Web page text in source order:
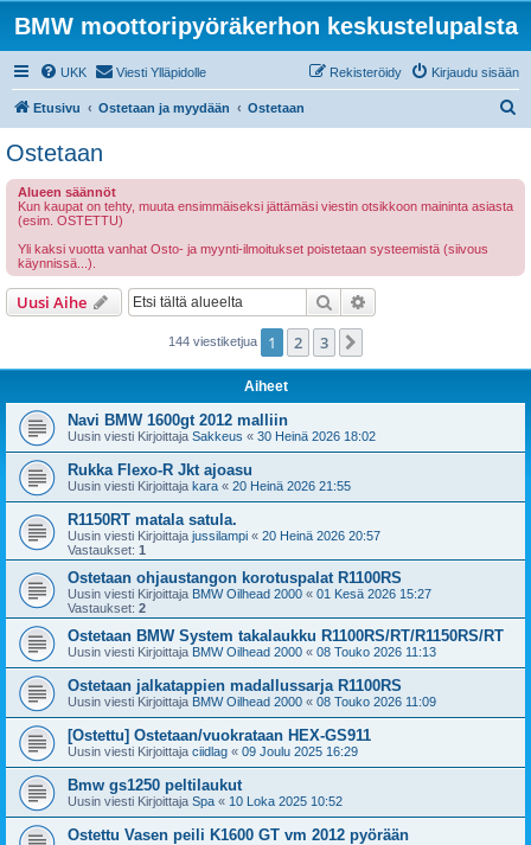
BMW moottoripyöräkerhon keskustelupalsta
UKK Viesti Ylläpidolle Kirjaudu sisään
Rekisteröidy
Etusivu Ostetaan ja myydään Ostetaan
Ostetaan
Alueen säännöt
Kun kaupat on tehty, muuta ensimmäiseksi jättämäsi viestin otsikkoon maininta asiasta
(esim. OSTETTU)
Yli kaksi vuotta vanhat Osto- ja myynti-ilmoitukset poistetaan systeemistä (siivous
käynnissä...).
Uusi Aihe Etsi
144 viestiketjua 1 2 3
Aiheet
Navi BMW 1600gt 2012 malliin
Uusin viesti Kirjoittaja Sakkeus « 30 Heinä 2026 18:02
Rukka Flexo-R Jkt ajoasu
Uusin viesti Kirjoittaja kara « 20 Heinä 2026 21:55
R1150RT matala satula.
Uusin viesti Kirjoittaja jussilampi « 20 Heinä 2026 20:57
Vastaukset: 1
Ostetaan ohjaustangon korotuspalat R1100RS
Uusin viesti Kirjoittaja BMW Oilhead 2000 « 01 Kesä 2026 15:27
Vastaukset: 2
Ostetaan BMW System takalaukku R1100RS/RT/R1150RS/RT
Uusin viesti Kirjoittaja BMW Oilhead 2000 « 08 Touko 2026 11:13
Ostetaan jalkatappien madallussarja R1100RS
Uusin viesti Kirjoittaja BMW Oilhead 2000 « 08 Touko 2026 11:09
[Ostettu] Ostetaan/vuokrataan HEX-GS911
Uusin viesti Kirjoittaja ciidlag « 09 Joulu 2025 16:29
Bmw gs1250 peltilaukut
Uusin viesti Kirjoittaja Spa « 10 Loka 2025 10:52
Ostettu Vasen peili K1600 GT vm 2012 pyörään